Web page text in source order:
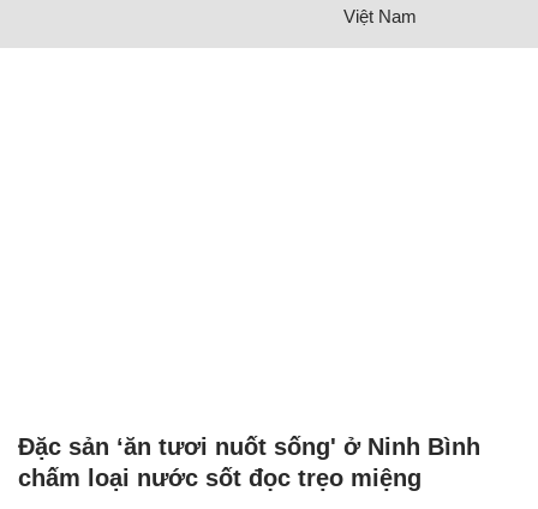
Việt Nam
Đặc sản ‘ăn tươi nuốt sống' ở Ninh Bình
chấm loại nước sốt đọc trẹo miệng